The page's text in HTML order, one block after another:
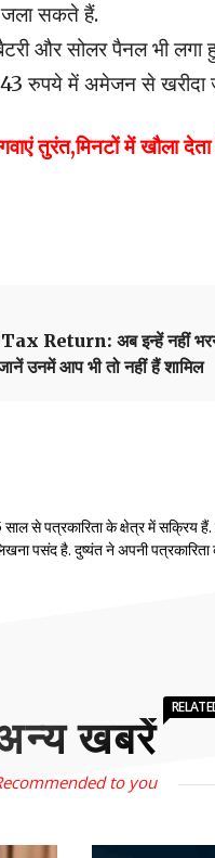
सकते हैं.
और सोलर पैनल भी लगा
रुपये में अमेजन से खरीदा
तुरंत,मिनटों में खौला देता
Return: अब इन्हें नहीं
उनमें आप भी तो नहीं हैं शामिल
पत्रकारिता के क्षेत्र में सक्रिय हैं.
पसंद है. दुष्यंत ने अपनी
खबरें
to you